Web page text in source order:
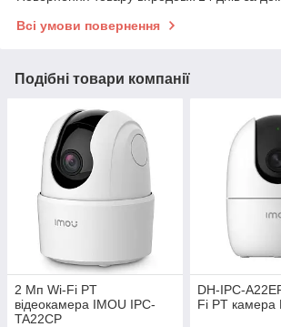
Всі умови повернення
Подібні товари компанії
2 Мп Wi-Fi PT
відеокамера IMOU IPC-
TA22CP
DH-IPC-
Fi PT камера